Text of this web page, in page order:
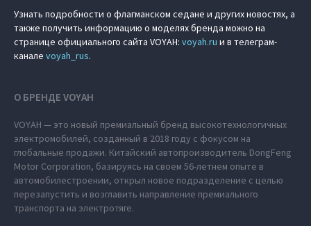
Узнать подробности о флагманском седане и других новостях, а
также получить информацию о моделях бренда можно на
странице официального сайта VOYAH: voyah.ru и в телеграм-
канале voyah_rus.
О БРЕНДЕ VOYAH
VOYAH — это новый премиальный бренд высокотехнологичных
электромобилей, созданный в 2018 году с фокусом на
глобальные продажи. Китайский автопроизводитель DongFeng
Motor Corporation, базируясь на своем 56-летнем опыте в
автомобилестроении, открыл новое подразделение с целью
перезапустить и возглавить направление премиального
транспорта на электротяге.